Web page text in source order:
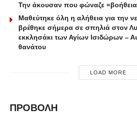
Την άκουσαν που φώναζε
Μαθεύτηκε όλη η αλήθεια για την
βρέθηκε σήμερα σε σπηλιά στον
εκκλησάκι των Αγίων Ισιδώρων –
θανάτου
LOAD MORE
ΠΡΟΒΟΛΗ